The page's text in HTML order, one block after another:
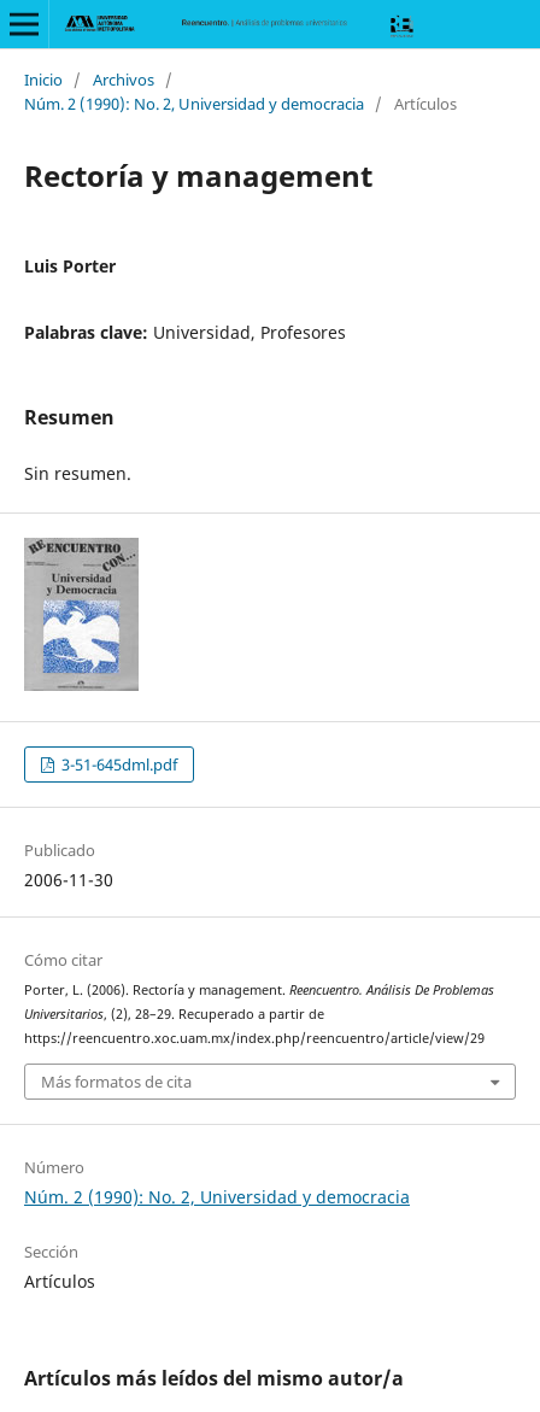
Inicio / Archivos /
Núm. 2 (1990): No. 2, Universidad y democracia / Artículos
Rectoría y management
Luis Porter
Palabras clave: Universidad, Profesores
Resumen
Sin resumen.
3-51-645dml.pdf
Publicado
2006-11-30
Cómo citar
Porter, L. (2006). Rectoría y management. Reencuentro. Análisis De Problemas
Universitarios, (2), 28–29. Recuperado a partir de
https://reencuentro.xoc.uam.mx/index.php/reencuentro/article/view/29
Más formatos de cita
Número
Núm. 2 (1990): No. 2, Universidad y democracia
Sección
Artículos
Artículos más leídos del mismo autor/a